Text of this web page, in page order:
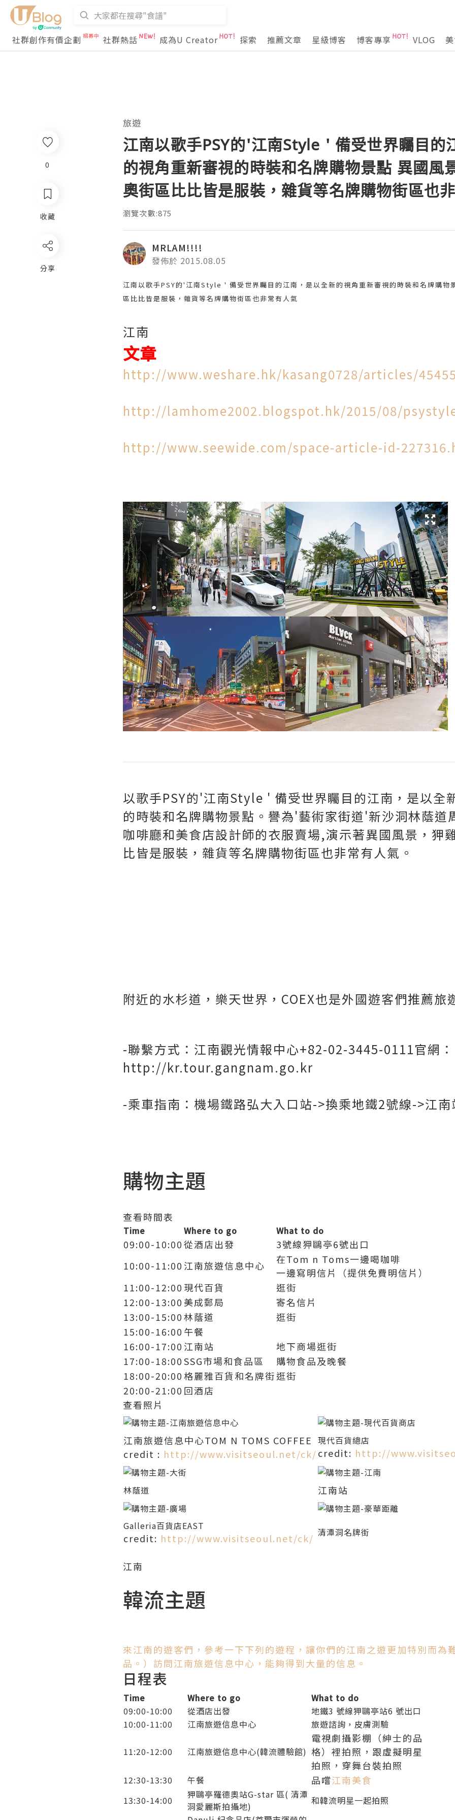
社群創作有價企劃
社群熱話 成為U Creator 探索 推薦文章 星級博客 博客專享 VLOG
0
收藏
分享
旅遊
江南以歌手PSY的'江南Style ' 備受世界矚目的
的視角重新審視的時裝和名牌購物景點 異國風
奧街區比比皆是服裝，雜貨等名牌購物街區也
瀏覽次數:875
MRLAM!!!!
發佈於 2015.08.05
江南以歌手PSY的'江南Style ' 備受世界矚目的江南，是以全新的視角重新審視的時裝和名牌購物
區比比皆是服裝，雜貨等名牌購物街區也非常有人氣
江南
文章
http://www.weshare.hk/kasang0728/articles/
http://lamhome2002.blogspot.hk/2015/08/
http://www.seewide.com/space-article-id-
以歌手PSY的'江南Style ' 備受世界矚目的江南，是以全
的時裝和名牌購物景點。譽為'藝術家街道'新沙洞林蔭道
咖啡廳和美食店設計師的衣服賣場,演示著異國風景，狎
比皆是服裝，雜貨等名牌購物街區也非常有人氣。
附近的水杉道，樂天世界，COEX也是外國遊客們推薦旅
-聯繫方式：江南觀光情報中心+82-02-3445-0111官網：
http://kr.tour.gangnam.go.kr
-乘車指南：機場鐵路弘大入口站->換乘地鐵2號線->江南
購物主題
查看時間表
Time Where to go What to do
09:00-10:00從酒店出發
3號線狎鷗亭6號出口
10:00-11:00 江南旅遊信息中心
在Tom n Toms一邊喝咖啡
一邊寫明信片（提供免費明信片）
11:00-12:00 現代百貨
逛街
12:00-13:00 美成郵局
寄名信片
13:00-15:00林蔭道
逛街
15:00-16:00 午餐
16:00-17:00 江南站
地下商場逛街
17:00-18:00SSG市場和食品區
購物食品及晚餐
18:00-20:00 格麗雅百貨和名牌街逛街
20:00-21:00 回酒店
查看照片
江南旅遊信息中心TOM N TOMS COFFEE
credit : http://www.visitseoul.net/ck/
現代百貨總店
credit: http://
林蔭道 江南站
Galleria百貨店EAST
credit: http://www.visitseoul.net/ck/ 清潭洞名牌街
江南
韓流主題
來江南的遊客們，參考一下下列的遊程，讓你們的江南之遊更加特別而為
品。）訪問江南旅遊信息中心，能夠得到大量的信息。
日程表
Time Where to go
What to do
09:00-10:00
從酒店出發 地鐵3 號線狎鷗亭站6 號出口
10:00-11:00
江南旅遊信息中心 旅遊諮詢，皮膚測驗
11:20-12:00 江南旅遊信息中心(韓流體驗館)
電視劇攝影棚（紳士的品
格）裡拍照，跟虛擬明星
拍照，穿舞台裝拍照
12:30-13:30 午餐 品嚐江南美食
13:30-14:00 狎鷗亭羅德奧站G-star 區( 清潭
洞愛麗斯拍攝地) 和韓流明星一起拍照